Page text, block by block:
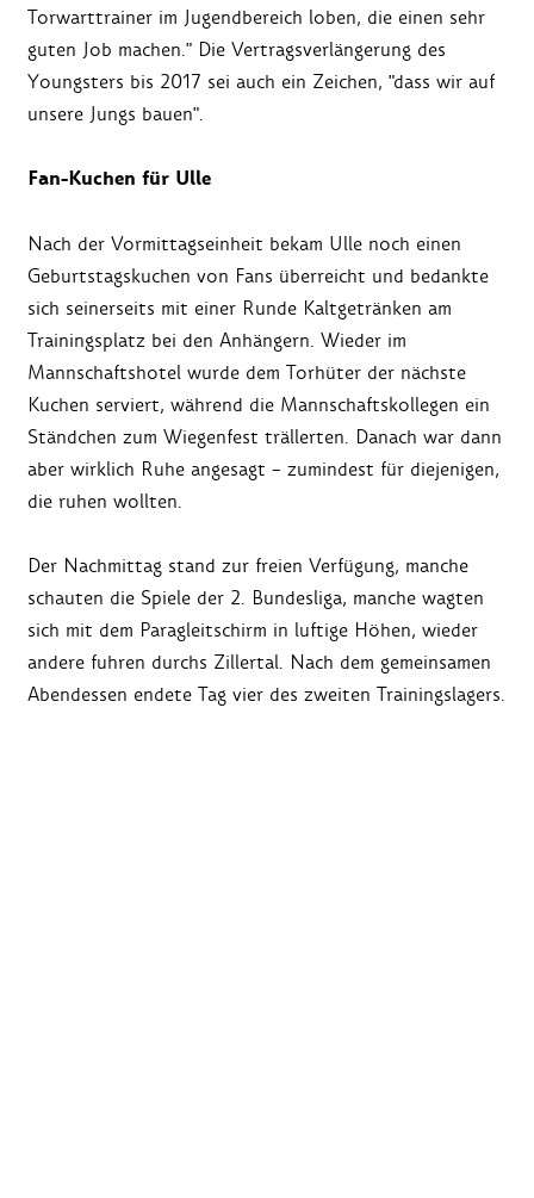
Torwarttrainer im Jugendbereich loben, die einen sehr
guten Job machen." Die Vertragsverlängerung des
Youngsters bis 2017 sei auch ein Zeichen, "dass wir auf
unsere Jungs bauen".
Fan-Kuchen für Ulle
Nach der Vormittagseinheit bekam Ulle noch einen
Geburtstagskuchen von Fans überreicht und bedankte
sich seinerseits mit einer Runde Kaltgetränken am
Trainingsplatz bei den Anhängern. Wieder im
Mannschaftshotel wurde dem Torhüter der nächste
Kuchen serviert, während die Mannschaftskollegen ein
Ständchen zum Wiegenfest trällerten. Danach war dann
aber wirklich Ruhe angesagt – zumindest für diejenigen,
die ruhen wollten.
Der Nachmittag stand zur freien Verfügung, manche
schauten die Spiele der 2. Bundesliga, manche wagten
sich mit dem Paragleitschirm in luftige Höhen, wieder
andere fuhren durchs Zillertal. Nach dem gemeinsamen
Abendessen endete Tag vier des zweiten Trainingslagers.